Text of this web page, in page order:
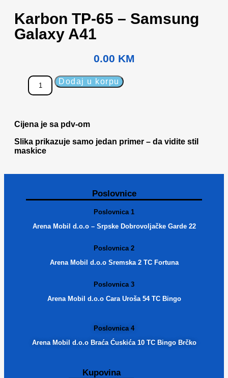
Karbon TP-65 – Samsung
Galaxy A41
0.00 KM
Dodaj u korpu
Cijena je sa pdv-om
Slika prikazuje samo jedan primer – da vidite stil
maskice
Poslovnice
Poslovnica 1
Arena Mobil d.o.o – Srpske Dobrovoljačke Garde 22
Poslovnica 2
Arena Mobil d.o.o Sremska 2 TC Fortuna
Poslovnica 3
Arena Mobil d.o.o Cara Uroša 54 TC Bingo
Poslovnica 4
Arena Mobil d.o.o Braća Ćuskića 10 TC Bingo Brčko
Kupovina